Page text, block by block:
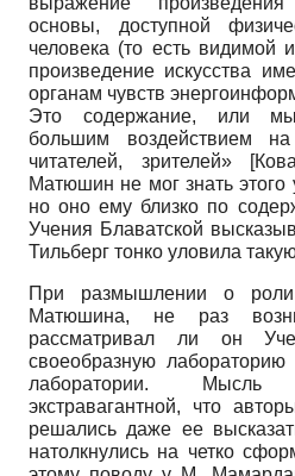
основы, доступной
человека (то есть видимой
произведение искусства
органам чувств
Это содержание, или
большим воздействием
читателей, зрителей»
[
Матюшин не мог знать этого
но оно ему близко по
Учения Блаватской
Тильберг тонко уловила
При размышлении о роли
Матюшина, не раз
рассматривал ли он
своеобразную
лаборатории.
экстравагантной, что
решались даже ее
натолкнулись на четко